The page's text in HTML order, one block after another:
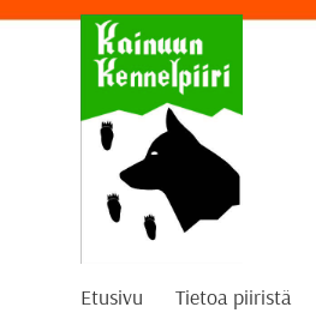
Siirry
Kainuun
Etusivu Tietoa piiristä